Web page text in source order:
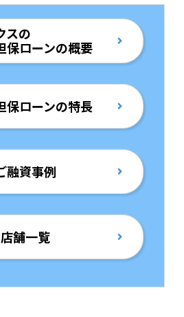
スの
保ローンの概要
保ローンの特長
融資事例
店舗一覧